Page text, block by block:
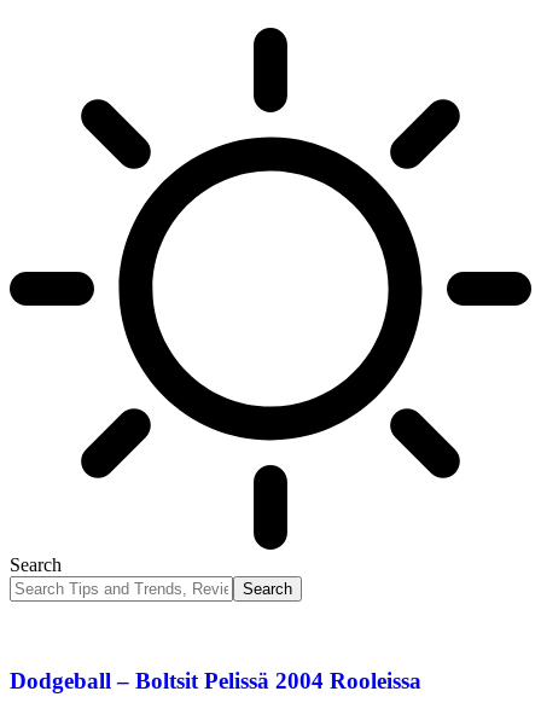
Search
Dodgeball – Boltsit Pelissä 2004 Rooleissa